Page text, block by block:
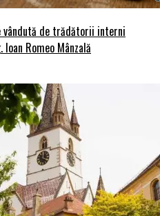
vândută de trădătorii interni
Romeo Mânzală